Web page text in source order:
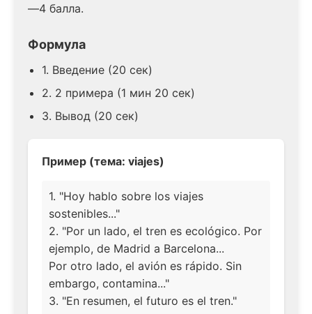
—4 балла.
Формула
1. Введение (20 сек)
2. 2 примера (1 мин 20 сек)
3. Вывод (20 сек)
Пример (тема: viajes)
1. "Hoy hablo sobre los viajes
sostenibles..."
2. "Por un lado, el tren es ecológico. Por
ejemplo, de Madrid a Barcelona...
Por otro lado, el avión es rápido. Sin
embargo, contamina..."
3. "En resumen, el futuro es el tren."